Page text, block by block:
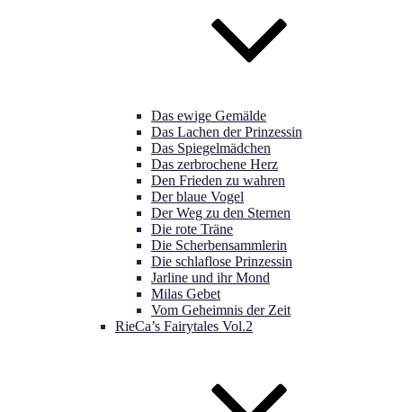
Das ewige Gemälde
Das Lachen der Prinzessin
Das Spiegelmädchen
Das zerbrochene Herz
Den Frieden zu wahren
Der blaue Vogel
Der Weg zu den Sternen
Die rote Träne
Die Scherbensammlerin
Die schlaflose Prinzessin
Jarline und ihr Mond
Milas Gebet
Vom Geheimnis der Zeit
RieCa’s Fairytales Vol.2